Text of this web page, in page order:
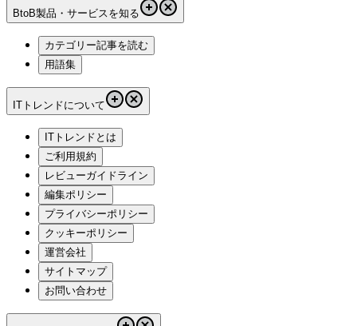
BtoB製品・サービスを知る
カテゴリー記事を読む
用語集
ITトレンドについて
ITトレンドとは
ご利用規約
レビューガイドライン
編集ポリシー
プライバシーポリシー
クッキーポリシー
運営会社
サイトマップ
お問い合わせ